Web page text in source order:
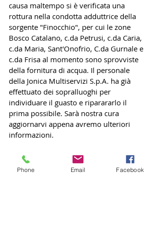
causa maltempo si è verificata una
rottura nella condotta adduttrice della
sorgente "Finocchio", per cui le zone
Bosco Catalano, c.da Petrusi, c.da Caria,
c.da Maria, Sant'Onofrio, C.da Gurnale e
c.da Frisa al momento sono sprovviste
della fornitura di acqua. Il personale
della Jonica Multiservizi S.p.A. ha già
effettuato dei sopralluoghi per
individuare il guasto e riparararlo il
prima possibile. Sarà nostra cura
aggiornarvi appena avremo ulteriori
informazioni.
Ci scusiamo per il disagio.
Phone Email Facebook